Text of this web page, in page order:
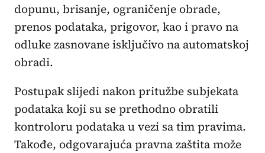
dopunu, brisanje, ograničenje obrade,
prenos podataka, prigovor, kao i pravo na
odluke zasnovane isključivo na automatskoj
obradi.
Postupak slijedi nakon pritužbe subjekata
podataka koji su se prethodno obratili
kontroloru podataka u vezi sa tim pravima.
Takođe, odgovarajuća pravna zaštita može